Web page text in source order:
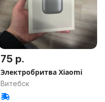
75 р.
Электробритва Xiaomi
Витебск